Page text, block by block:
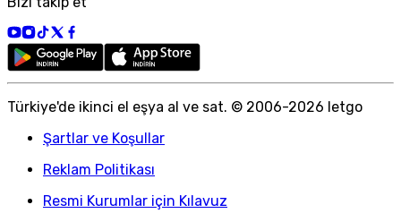
Türkiye'de ikinci el eşya al ve sat. © 2006-2026 letgo
Şartlar ve Koşullar
Reklam Politikası
Resmi Kurumlar için Kılavuz